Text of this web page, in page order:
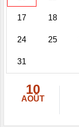
17 18
24 25
31
10
AOÛT